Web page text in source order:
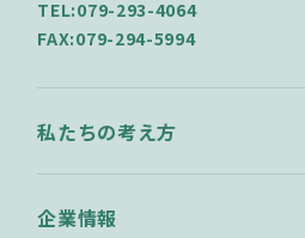
TEL:079-293-4064
FAX:079-294-5994
私たちの考え方
企業情報